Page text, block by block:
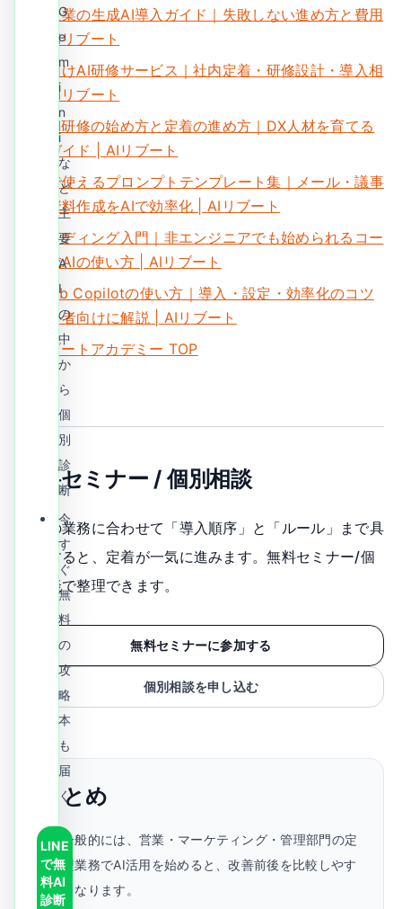
中小企業の生成AI導入ガイド｜失敗しない進め方と費用
感 | AIリブート
法人向けAI研修サービス｜社内定着・研修設計・導入相
談 | AIリブート
社内AI研修の始め方と定着の進め方｜DX人材を育てる
実務ガイド | AIリブート
仕事で使えるプロンプトテンプレート集｜メール・議事
録・資料作成をAIで効率化 | AIリブート
AIコーディング入門｜非エンジニアでも始められるコー
ド生成AIの使い方 | AIリブート
GitHub Copilotの使い方｜導入・設定・効率化のコツ
を初心者向けに解説 | AIリブート
AIリブートアカデミー TOP
無料セミナー / 個別相談
自社の業務に合わせて「導入順序」と「ルール」まで具
体化すると、定着が一気に進みます。無料セミナー/個
別相談で整理できます。
無料セミナーに参加する
個別相談を申し込む
まとめ
一般的には、営業・マーケティング・管理部門の定
型業務でAI活用を始めると、改善前後を比較しやす
くなります。
G
e
m
i
n
i
な
ど
主
要
A
I
の
中
か
ら
個
別
診
断
今
す
ぐ
無
料
の
攻
略
本
も
届
く
LINE
で無
料AI
診断